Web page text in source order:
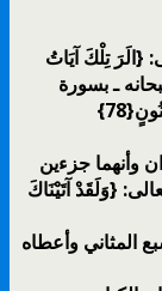
{الَرَ تِلْكَ آيَاتُ
ربنا ـ سبحانه ـ بسورة
وأنهما جزءين
{وَلَقَدْ آتَيْنَاكَ
المثاني وأعطاه